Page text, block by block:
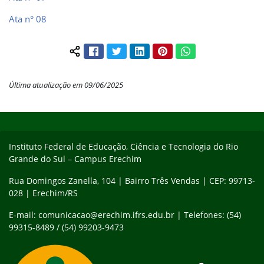
Ata n° 08
Compartilhar conteúdo:
FacebookTwitterLinkedInPinterestWhatsApp
Última atualização em 09/06/2025
Instituto Federal de Educação, Ciência e Tecnologia do Rio
Grande do Sul – Campus Erechim
Rua Domingos Zanella, 104 | Bairro Três Vendas | CEP: 99713-
028 | Erechim/RS
E-mail: comunicacao@erechim.ifrs.edu.br | Telefones: (54)
99315-8489 / (54) 99203-9473